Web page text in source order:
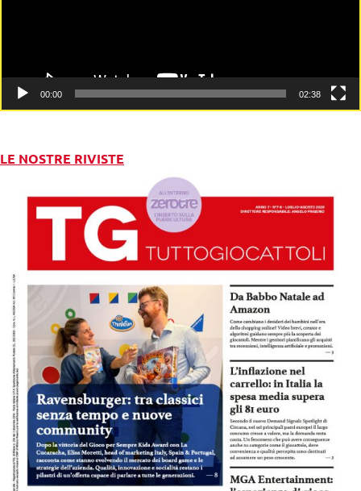
00:00 02:38
LE NOSTRE RIVISTE